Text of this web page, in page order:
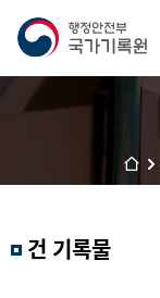
과 건 기록물